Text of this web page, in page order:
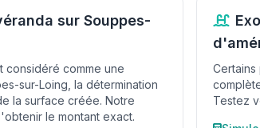
sur Souppes-
considéré comme une
sur-Loing, la détermination
la surface créée. Notre
le montant exact.
Testez